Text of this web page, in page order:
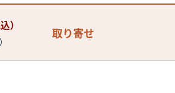
）
取り寄せ